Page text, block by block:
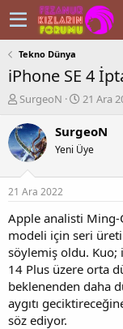
Tekno Dünya
iPhone SE 4
K
n
u
y
b
a
ş
a
t
a
n
SurgeoN
B
ş
l
a
ç
a
r
i
h
i
21 Ara
SurgeoN
Yeni Üye
21 Ara 2022
Apple analisti Ming-
modeli için seri
söylemiş oldu. Kuo;
14 Plus üzere orta
beklenenden daha
aygıtı
söz ediyor.